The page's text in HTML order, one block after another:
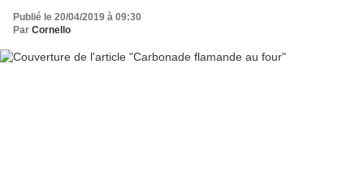
Publié le 20/04/2019 à 09:30
Par Cornello